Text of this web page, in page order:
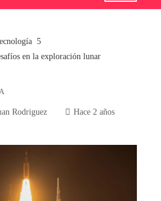
en la exploración lunar
Rodriguez Hace 2 años